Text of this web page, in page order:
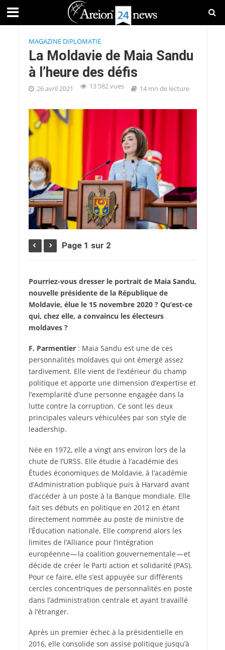
MAGAZINE DIPLOMATIE
La Moldavie de Maia Sandu
à l’heure des défis
26 avril 2021 13 582 vues 14 mn de lecture
Page 1 sur 2
Pourriez-vous dresser le portrait de Maia Sandu,
nouvelle présidente de la République de
Moldavie, élue le 15 novembre 2020 ? Qu’est-ce
qui, chez elle, a convaincu les électeurs
moldaves ?
F. Parmentier : Maia Sandu est une de ces
personnalités moldaves qui ont émergé assez
tardivement. Elle vient de l’extérieur du champ
politique et apporte une dimension d’expertise et
l’exemplarité d’une personne engagée dans la
lutte contre la corruption. Ce sont les deux
principales valeurs véhiculées par son style de
leadership.
Née en 1972, elle a vingt ans environ lors de la
chute de l’URSS. Elle étudie à l’académie des
Études économiques de Moldavie, à l’académie
d’Administration publique puis à Harvard avant
d’accéder à un poste à la Banque mondiale. Elle
fait ses débuts en politique en 2012 en étant
directement nommée au poste de ministre de
l’Éducation nationale. Elle comprend alors les
limites de l’Alliance pour l’intégration
européenne — la coalition gouvernementale — et
décide de créer le Parti action et solidarité (PAS).
Pour ce faire, elle s’est appuyée sur différents
cercles concentriques de personnalités en poste
dans l’administration centrale et ayant travaillé
à l’étranger.
Après un premier échec à la présidentielle en
2016, elle consolide son assise politique jusqu’à